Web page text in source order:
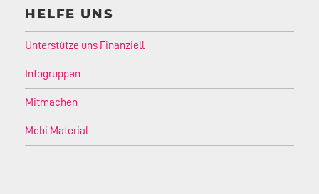
HELFE UNS
Unterstütze uns Finanziell
Infogruppen
Mitmachen
Mobi Material